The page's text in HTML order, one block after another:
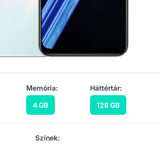
Memória:
4 GB
Háttértár:
128 GB
Színek: